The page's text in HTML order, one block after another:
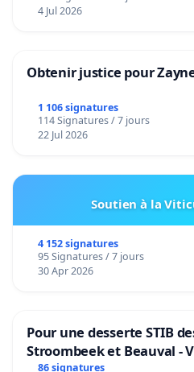
4 Jul 2026
Obtenir justice pour
1 106 signatures
114 Signatures / 7 jours
22 Jul 2026
Soutien à la
4 152 signatures
95 Signatures / 7 jours
30 Apr 2026
Pour une desserte STIB
Stroombeek et Beauval -
86 signatures